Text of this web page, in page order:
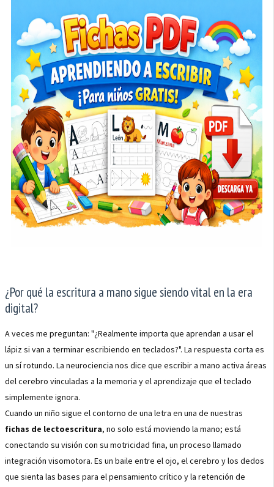
¿Por qué la escritura a mano sigue siendo vital en la era
digital?
A veces me preguntan: "¿Realmente importa que aprendan a usar el
lápiz si van a terminar escribiendo en teclados?". La respuesta corta es
un sí rotundo. La neurociencia nos dice que escribir a mano activa áreas
del cerebro vinculadas a la memoria y el aprendizaje que el teclado
simplemente ignora.
Cuando un niño sigue el contorno de una letra en una de nuestras
fichas de lectoescritura, no solo está moviendo la mano; está
conectando su visión con su motricidad fina, un proceso llamado
integración visomotora. Es un baile entre el ojo, el cerebro y los dedos
que sienta las bases para el pensamiento crítico y la retención de